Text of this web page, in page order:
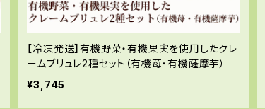
【冷凍発送】有機野菜・有機果実を使用したクレ
ームブリュレ2種セット（有機苺・有機薩摩芋）
¥3,745